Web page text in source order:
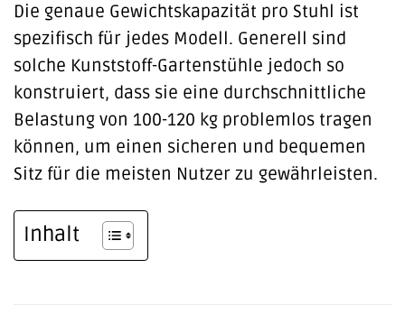
Die genaue Gewichtskapazität pro Stuhl ist
spezifisch für jedes Modell. Generell sind
solche Kunststoff-Gartenstühle jedoch so
konstruiert, dass sie eine durchschnittliche
Belastung von 100-120 kg problemlos tragen
können, um einen sicheren und bequemen
Sitz für die meisten Nutzer zu gewährleisten.
Inhalt